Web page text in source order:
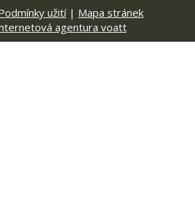
užití| Mapa stránek
agentura voatt